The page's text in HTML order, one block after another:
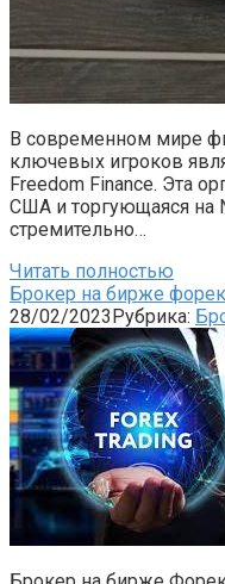
В современном мире
ключевых игроков
Freedom Finance. Эта
США и торгующаяся на
стремительно…
Читать полностью
Брокер на бирже
28/02/2023Рубрика: